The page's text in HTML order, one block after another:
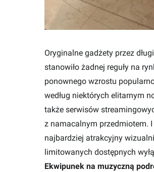
Oryginalne gadżety przez
stanowiło żadnej reguły na
ponownego wzrostu
według niektórych elitarnym
także serwisów
z namacalnym przedmiotem.
najbardziej atrakcyjny
limitowanych dostępnych
Ekwipunek na muzyczną